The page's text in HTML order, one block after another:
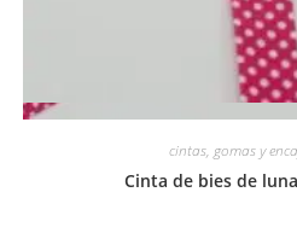
Vista
cintas, gomas y
Cinta de bies de